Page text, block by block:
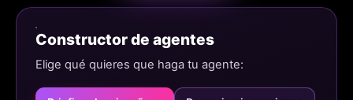
Constructor de agentes
Elige qué quieres que haga tu agente: